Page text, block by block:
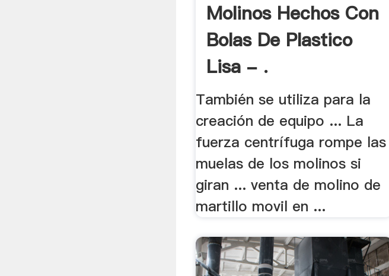
Molinos Hechos Con
Bolas De Plastico
Lisa - .
También se utiliza para la
creación de equipo ... La
fuerza centrífuga rompe las
muelas de los molinos si
giran ... venta de molino de
martillo movil en ...